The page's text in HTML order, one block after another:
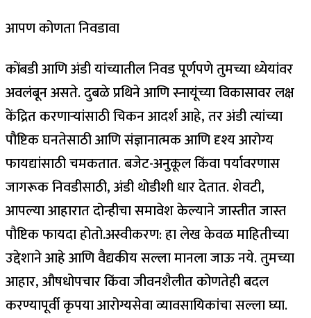
आपण कोणता निवडावा
कोंबडी आणि अंडी यांच्यातील निवड पूर्णपणे तुमच्या ध्येयांवर
अवलंबून असते. दुबळे प्रथिने आणि स्नायूंच्या विकासावर लक्ष
केंद्रित करणाऱ्यांसाठी चिकन आदर्श आहे, तर अंडी त्यांच्या
पौष्टिक घनतेसाठी आणि संज्ञानात्मक आणि दृश्य आरोग्य
फायद्यांसाठी चमकतात. बजेट-अनुकूल किंवा पर्यावरणास
जागरूक निवडीसाठी, अंडी थोडीशी धार देतात. शेवटी,
आपल्या आहारात दोन्हीचा समावेश केल्याने जास्तीत जास्त
पौष्टिक फायदा होतो.अस्वीकरण: हा लेख केवळ माहितीच्या
उद्देशाने आहे आणि वैद्यकीय सल्ला मानला जाऊ नये. तुमच्या
आहार, औषधोपचार किंवा जीवनशैलीत कोणतेही बदल
करण्यापूर्वी कृपया आरोग्यसेवा व्यावसायिकांचा सल्ला घ्या.